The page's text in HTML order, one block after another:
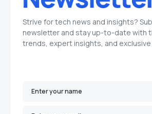
Strive for tech news and insights?
newsletter and stay up-to-date with
trends, expert insights, and